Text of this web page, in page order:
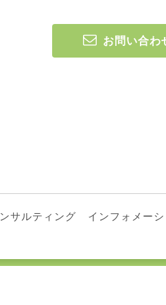
お問い合わ
サルティング
インフォメーシ